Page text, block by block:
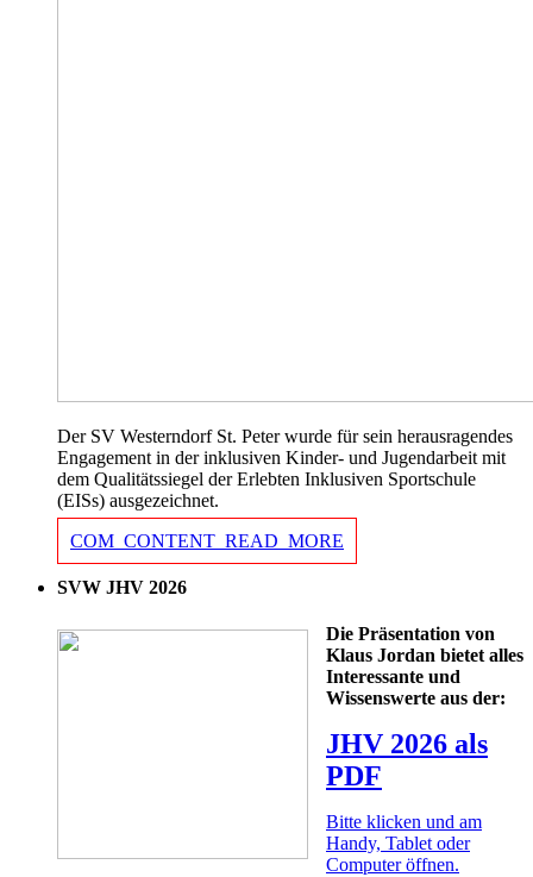
Der SV Westerndorf St. Peter wurde für sein herausragendes
Engagement in der inklusiven Kinder- und Jugendarbeit mit
dem Qualitätssiegel der Erlebten Inklusiven Sportschule
(EISs) ausgezeichnet.
COM_CONTENT_READ_MORE
SVW JHV 2026
Die Präsentation von
Klaus Jordan bietet alles
Interessante und
Wissenswerte aus der:
JHV 2026 als
PDF
Bitte klicken und am
Handy, Tablet oder
Computer öffnen.